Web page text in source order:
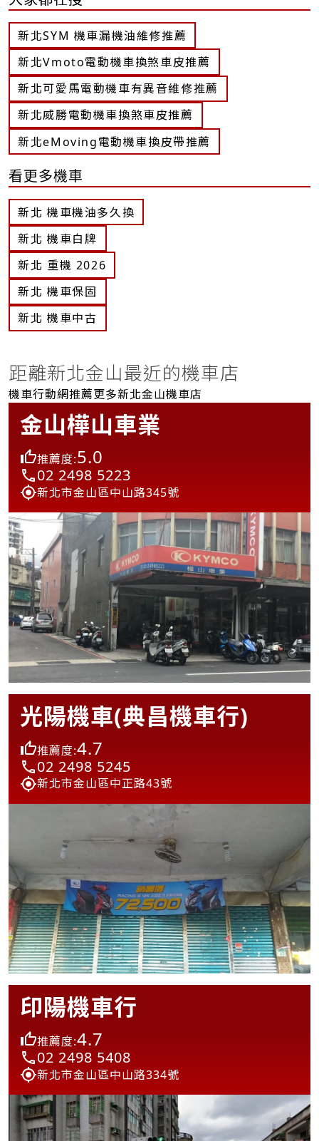
新北SYM 機車漏機油維修推薦
新北Vmoto電動機車換煞車皮推薦
新北可愛馬電動機車有異音維修推薦
新北威勝電動機車換煞車皮推薦
新北eMoving電動機車換皮帶推薦
看更多機車
新北 機車機油多久換
新北 機車白牌
新北 重機 2026
新北 機車保固
新北 機車中古
距離新北金山最近的機車店
機車行動網推薦更多新北金山機車店
金山樺山車業
推薦度:5.0
02 2498 5223
新北市金山區中山路345號
光陽機車(典昌機車行)
推薦度:4.7
02 2498 5245
新北市金山區中正路43號
印陽機車行
推薦度:4.7
02 2498 5408
新北市金山區中山路334號